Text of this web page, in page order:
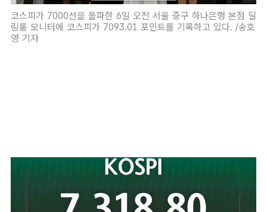
코스피가 7000선을 돌파한 6일 오전 서울 중구 하나은행 본점 딜
링룸 모니터에 코스피가 7093.01 포인트를 기록하고 있다. /송호
영 기자